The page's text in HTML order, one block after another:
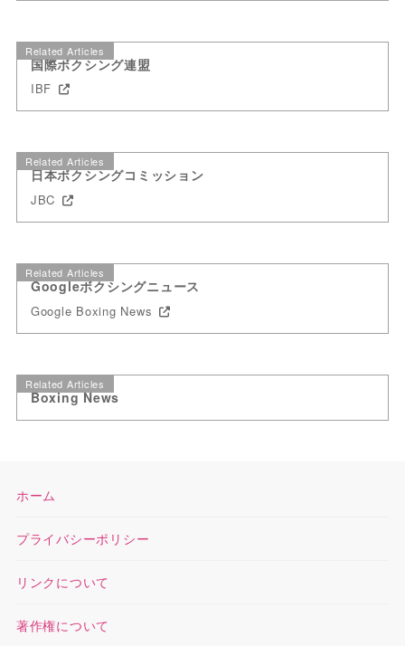
Related Articles
国際ボクシング連盟
IBF
Related Articles
日本ボクシングコミッション
JBC
Related Articles
Googleボクシングニュース
Google Boxing News
Related Articles
Boxing News
ホーム
プライバシーポリシー
リンクについて
著作権について